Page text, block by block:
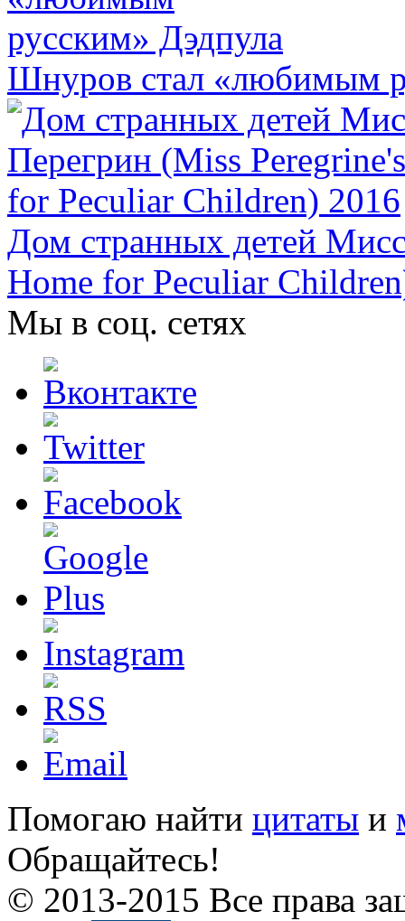
Шнуров стал «любимым
Дом странных детей
Home for Peculiar
Мы в соц. сетях
Помогаю найти цитаты и
Обращайтесь!
© 2013-2015 Все права